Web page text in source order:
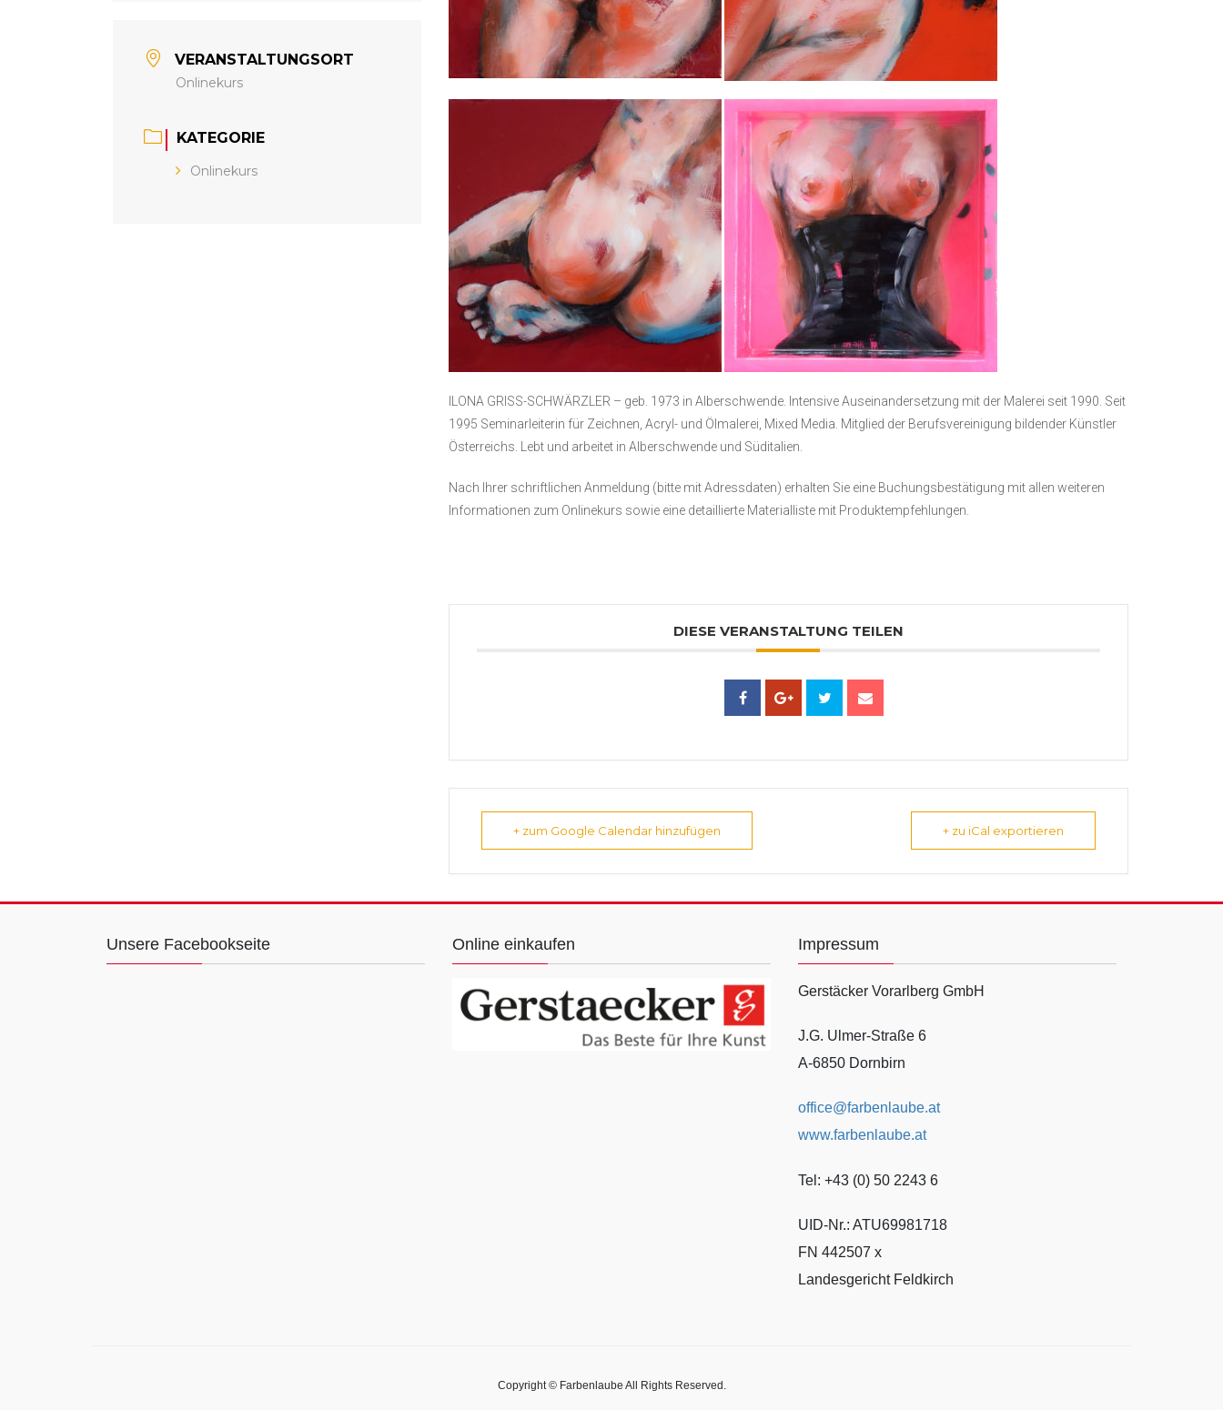
VERANSTALTUNGSORT
Onlinekurs
KATEGORIE
Onlinekurs
ILONA GRISS-SCHWÄRZLER – geb. 1973 in Alberschwende. Intensive Auseinandersetzung mit der Malerei seit 1990. Seit
1995 Seminarleiterin für Zeichnen, Acryl- und Ölmalerei, Mixed Media. Mitglied der Berufsvereinigung bildender Künstler
Österreichs. Lebt und arbeitet in Alberschwende und Süditalien.
Nach Ihrer schriftlichen Anmeldung (bitte mit Adressdaten) erhalten Sie eine Buchungsbestätigung mit allen weiteren
Informationen zum Onlinekurs sowie eine detaillierte Materialliste mit Produktempfehlungen.
DIESE VERANSTALTUNG TEILEN
+ zum Google Calendar hinzufügen + zu iCal exportieren
Unsere Facebookseite Online einkaufen Impressum
Gerstäcker Vorarlberg GmbH
J.G. Ulmer-Straße 6
A-6850 Dornbirn
office@farbenlaube.at
www.farbenlaube.at
Tel: +43 (0) 50 2243 6
UID-Nr.: ATU69981718
FN 442507 x
Landesgericht Feldkirch
Copyright © Farbenlaube All Rights Reserved.